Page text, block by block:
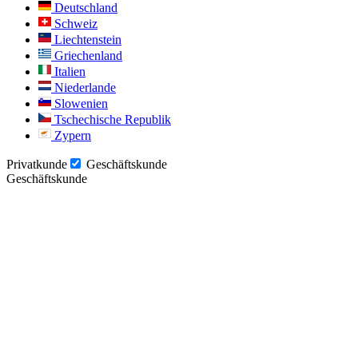
Deutschland
Schweiz
Liechtenstein
Griechenland
Italien
Niederlande
Slowenien
Tschechische Republik
Zypern
Privatkunde
Geschäftskunde
Geschäftskunde